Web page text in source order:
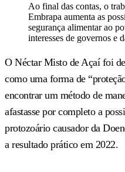
Ao final das contas, o
Embrapa aumenta as
segurança alimentar ao
interesses de governos e
O Néctar Misto de Açaí foi
como uma forma de
encontrar um método de
afastasse por completo a
protozoário causador da
a resultado prático em 2022.